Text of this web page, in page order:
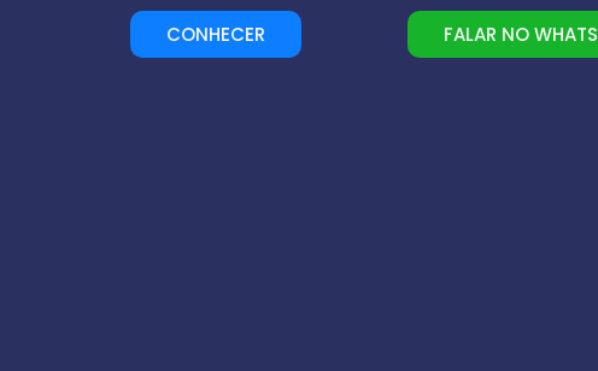
CONHECER FALAR NO WHATS